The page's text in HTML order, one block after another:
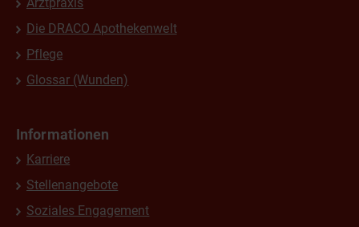
Die DRACO Apothekenwelt
Pflege
Glossar (Wunden)
Informationen
Karriere
Stellenangebote
Soziales Engagement